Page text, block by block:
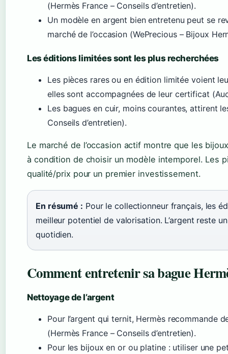
(Hermès France – Conseils d’entretien).
Un modèle en argent bien entretenu peut se
marché de l’occasion (WePrecious – Bijoux
Les éditions limitées sont les plus recherchées
Les pièces rares ou en édition limitée voient
elles sont accompagnées de leur certificat
Les bagues en cuir, moins courantes, attirent
Conseils d’entretien).
Le marché de l’occasion actif montre que les
à condition de choisir un modèle intemporel. Les
qualité/prix pour un premier investissement.
En résumé : Pour le collectionneur français, les
meilleur potentiel de valorisation. L’argent reste
quotidien.
Comment entretenir sa bague
Nettoyage de l’argent
Pour l’argent qui ternit, Hermès
(Hermès France – Conseils d’entretien).
Pour les bijoux en or ou platine : utiliser une